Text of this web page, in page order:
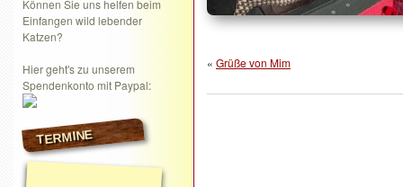
Können Sie uns helfen beim
Einfangen wild lebender
Katzen?
Hier geht's zu unserem
Spendenkonto mit Paypal:
TERMINE
« Grüße von Mim